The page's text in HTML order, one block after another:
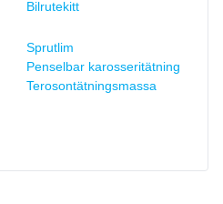
Bilrutekitt
Sprutlim
Penselbar karosseritätning
Terosontätningsmassa